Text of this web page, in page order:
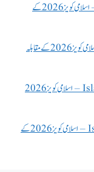
Islamic Quiz 2026 In Urdu – اسلامی کویز 2026 کے
Islamic Quiz 2026 In Urdu – اسلامی کویز 2026 کے مقابلہ
Islamic Quiz 2026 In Urdu – اسلامی کویز 2026
Islamic Quiz 2026 In Urdu – اسلامی کویز 2026 کے